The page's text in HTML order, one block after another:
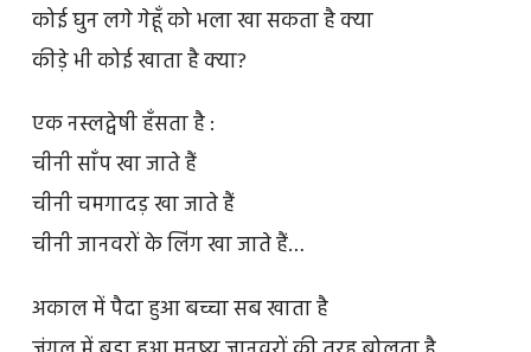
कोई घुन लगे गेहूँ को भला खा सकता है क्या
कीड़े भी कोई खाता है क्या?
एक नस्लद्वेषी हँसता है :
चीनी साँप खा जाते हैं
चीनी चमगादड़ खा जाते हैं
चीनी जानवरों के लिंग खा जाते हैं…
अकाल में पैदा हुआ बच्चा सब खाता है